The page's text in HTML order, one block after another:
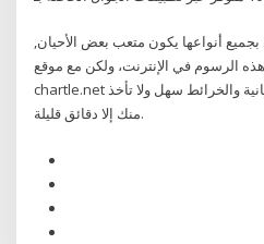
بجميع أنواعها يكون متعب بعض الأحيان,
الرسوم في الإنترنت، ولكن مع موقع
chartle.net أصبحت عملية إنشاء الرسوم البيانية والخرائط سهل ولا تأخذ
منك إلا دقائق قليلة.